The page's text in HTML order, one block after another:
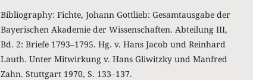
Bibliography: Fichte, Johann Gottlieb: Gesamtausgabe der
Bayerischen Akademie der Wissenschaften. Abteilung III,
Bd. 2: Briefe 1793‒1795. Hg. v. Hans Jacob und Reinhard
Lauth. Unter Mitwirkung v. Hans Gliwitzky und Manfred
Zahn. Stuttgart 1970, S. 133‒137.